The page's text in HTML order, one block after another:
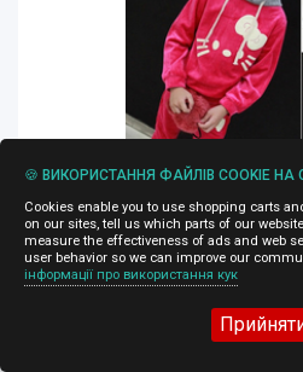
Велюровый детский
🍪 ВИКОРИСТАННЯ ФАЙЛІВ COOKIE НА
Cookies enable you to use shopping carts
on our sites, tell us which parts of our
measure the effectiveness of ads and web
user behavior so we can improve our
інформації про використання кук